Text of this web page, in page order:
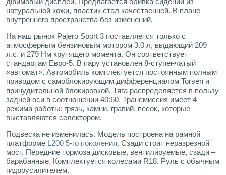
натуральной кожи, пластик стал качественней. В плане
внутреннего пространства без изменений.
На наш рынок Pajero Sport 3 поставляется только с
атмосферным бензиновым мотором 3.0 л, выдающий 209
л.с. и 279 Нм крутящего момента. Он соответствует
стандартам Евро-5. В пару установлен 8-ступенчатый
«автомат». Автомобиль комплектуется постоянным полным
приводом с самоблокирующим дифференциалом Torsen и
принудительной блокировкой. Тяга распределяется в пользу
задней оси в соотношении 40:60. Трансмиссия имеет 4
режима работы: грязь, камни, гравий, песок, которые
выставляются селектором.
Подвеска не изменилась. Модель построена на рамной
платформе L200 5-го поколения. Сзади стоит неразрезной
мост. Передние тормоза дисковые, вентилируемые, сзади –
барабанные. Комплектуется колесами R18. Руль с обычным
гидроусилителем.